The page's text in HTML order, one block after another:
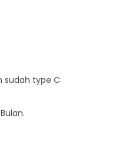
sudah type C